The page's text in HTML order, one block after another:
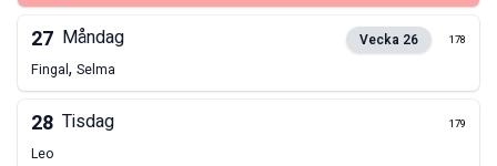
27 Måndag Vecka 26 178
Fingal, Selma
28 Tisdag 179
Leo